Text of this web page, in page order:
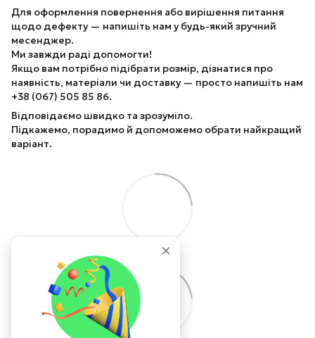
Для оформлення повернення або вирішення питання
щодо дефекту — напишіть нам у будь-який зручний
месенджер.
Ми завжди раді допомогти!
Якщо вам потрібно підібрати розмір, дізнатися про
наявність, матеріали чи доставку — просто напишіть нам
+38 (067) 505 85 86.
Відповідаємо швидко та зрозуміло.
Підкажемо, порадимо й допоможемо обрати найкращий
варіант.